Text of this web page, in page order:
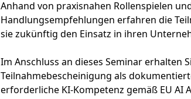
Anhand von praxisnahen Rollenspielen
Handlungsempfehlungen erfahren die
sie zukünftig den Einsatz in ihren
Im Anschluss an dieses Seminar erhalten
Teilnahmebescheinigung als
erforderliche KI-Kompetenz gemäß EU AI